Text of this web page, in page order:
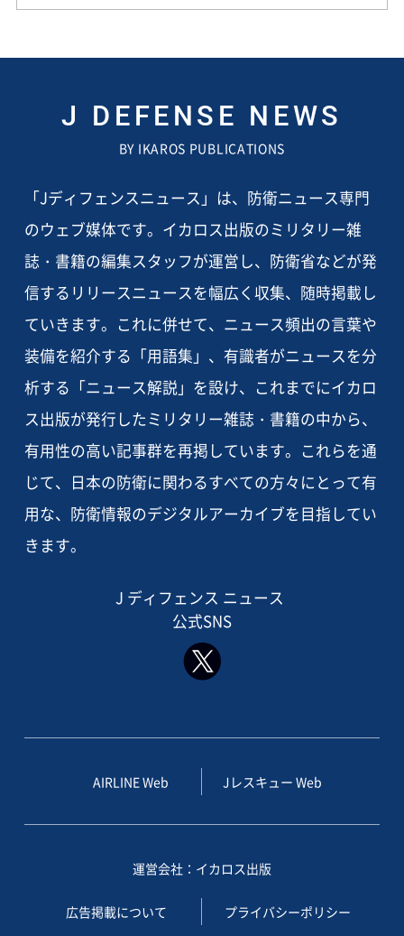
J DEFENSE NEWS
BY IKAROS PUBLICATIONS
「Jディフェンスニュース」は、防衛ニュース専門
のウェブ媒体です。イカロス出版のミリタリー雑
誌・書籍の編集スタッフが運営し、防衛省などが発
信するリリースニュースを幅広く収集、随時掲載し
ていきます。これに併せて、ニュース頻出の言葉や
装備を紹介する「用語集」、有識者がニュースを分
析する「ニュース解説」を設け、これまでにイカロ
ス出版が発行したミリタリー雑誌・書籍の中から、
有用性の高い記事群を再掲しています。これらを通
じて、日本の防衛に関わるすべての方々にとって有
用な、防衛情報のデジタルアーカイブを目指してい
きます。
J ディフェンス ニュース
公式SNS
AIRLINE Web Jレスキュー Web
運営会社：イカロス出版
広告掲載について プライバシーポリシー